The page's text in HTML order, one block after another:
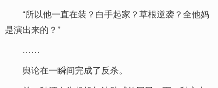
“所以他一直在装？白手起家？草根逆袭？全他妈
是演出来的？”
……
舆论在一瞬间完成了反杀。